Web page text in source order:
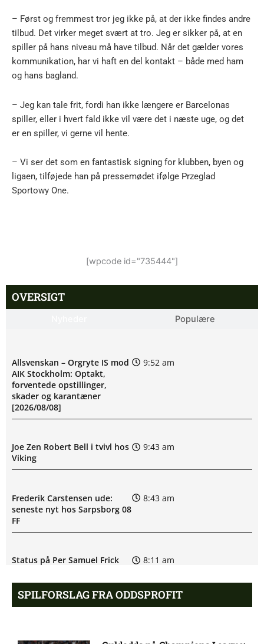
– Først og fremmest tror jeg ikke på, at der ikke findes andre
tilbud. Det virker meget svært at tro. Jeg er sikker på, at en
spiller på hans niveau må have tilbud. Når det gælder vores
kommunikation, har vi haft en del kontakt – både med ham
og hans bagland.
– Jeg kan tale frit, fordi han ikke længere er Barcelonas
spiller, eller i hvert fald ikke vil være det i næste uge, og det
er en spiller, vi gerne vil hente.
– Vi ser det som en fantastisk signing for klubben, byen og
ligaen, tilføjede han på pressemødet ifølge Przeglad
Sportowy One.
[wpcode id="735444"]
OVERSIGT
Populære
Allsvenskan – Orgryte IS mod
AIK Stockholm: Optakt,
forventede opstillinger,
skader og karantæner
[2026/08/08]
9:52 am
Joe Zen Robert Bell i tvivl hos
Viking
9:43 am
Frederik Carstensen ude:
seneste nyt hos Sarpsborg 08
FF
8:43 am
Status på Per Samuel Frick
8:11 am
SPILFORSLAG FRA ODDSPROFIT